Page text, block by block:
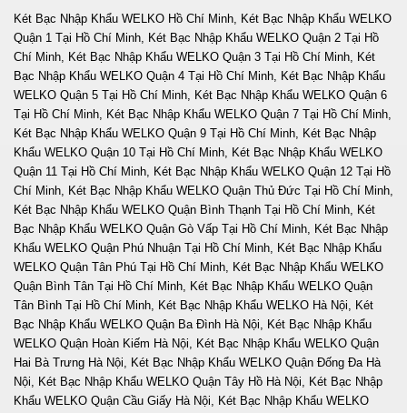
Két Bạc Nhập Khẩu WELKO Hồ Chí Minh, Két Bạc Nhập Khẩu WELKO Quận 1 Tại Hồ Chí Minh, Két Bạc Nhập Khẩu WELKO Quận 2 Tại Hồ Chí Minh, Két Bạc Nhập Khẩu WELKO Quận 3 Tại Hồ Chí Minh, Két Bạc Nhập Khẩu WELKO Quận 4 Tại Hồ Chí Minh, Két Bạc Nhập Khẩu WELKO Quận 5 Tại Hồ Chí Minh, Két Bạc Nhập Khẩu WELKO Quận 6 Tại Hồ Chí Minh, Két Bạc Nhập Khẩu WELKO Quận 7 Tại Hồ Chí Minh, Két Bạc Nhập Khẩu WELKO Quận 9 Tại Hồ Chí Minh, Két Bạc Nhập Khẩu WELKO Quận 10 Tại Hồ Chí Minh, Két Bạc Nhập Khẩu WELKO Quận 11 Tại Hồ Chí Minh, Két Bạc Nhập Khẩu WELKO Quận 12 Tại Hồ Chí Minh, Két Bạc Nhập Khẩu WELKO Quận Thủ Đức Tại Hồ Chí Minh, Két Bạc Nhập Khẩu WELKO Quận Bình Thạnh Tại Hồ Chí Minh, Két Bạc Nhập Khẩu WELKO Quận Gò Vấp Tại Hồ Chí Minh, Két Bạc Nhập Khẩu WELKO Quận Phú Nhuận Tại Hồ Chí Minh, Két Bạc Nhập Khẩu WELKO Quận Tân Phú Tại Hồ Chí Minh, Két Bạc Nhập Khẩu WELKO Quận Bình Tân Tại Hồ Chí Minh, Két Bạc Nhập Khẩu WELKO Quận Tân Bình Tại Hồ Chí Minh, Két Bạc Nhập Khẩu WELKO Hà Nội, Két Bạc Nhập Khẩu WELKO Quận Ba Đình Hà Nội, Két Bạc Nhập Khẩu WELKO Quận Hoàn Kiếm Hà Nội, Két Bạc Nhập Khẩu WELKO Quận Hai Bà Trưng Hà Nội, Két Bạc Nhập Khẩu WELKO Quận Đống Đa Hà Nội, Két Bạc Nhập Khẩu WELKO Quận Tây Hồ Hà Nội, Két Bạc Nhập Khẩu WELKO Quận Cầu Giấy Hà Nội, Két Bạc Nhập Khẩu WELKO Quận Thanh Xuân Hà Nội, Két Bạc Nhập Khẩu WELKO Quận Hoàng Mai Hà Nội, Két Bạc Nhập Khẩu WELKO Quận Long Biên Hà Nội, Két Bạc Nhập Khẩu WELKO Quận Bắc Từ Liêm Hà Nội, Két Bạc Nhập Khẩu WELKO Huyện Thanh Trì Hà Nội, Két Bạc Nhập Khẩu WELKO Huyện Gia Lâm Hà Nội, Két Bạc Nhập Khẩu WELKO Huyện Đông Anh Hà Nội, Két Bạc Nhập Khẩu WELKO Huyện Sóc Sơn Hà Nội, Két Bạc Nhập Khẩu WELKO Quận Hà Đông Hà Nội, Két Bạc Nhập Khẩu WELKO Thị xã Sơn Tây Hà Nội, Két Bạc Nhập Khẩu WELKO Huyện Ba Vì Hà Nội, Két Bạc Nhập Khẩu WELKO Huyện Phúc Thọ Hà Nội, Két Bạc Nhập Khẩu WELKO Huyện Thạch Thất Hà Nội, Két Bạc Nhập Khẩu WELKO Huyện Quốc Oai Hà Nội, Két Bạc Nhập Khẩu WELKO Huyện Chương Mỹ Hà Nội, Két Bạc Nhập Khẩu WELKO Huyện Đan Phượng Hà Nội, Két Bạc Nhập Khẩu WELKO Huyện Hoài Đức Hà Nội, Két Bạc Nhập Khẩu WELKO Huyện Thanh Oai Hà Nội, Két Bạc Nhập Khẩu WELKO Huyện Mỹ Đức Hà Nội, Két Bạc Nhập Khẩu WELKO Huyện Ứng Hoà Hà Nội, Két Bạc Nhập Khẩu WELKO Huyện Thường Tín Hà Nội, Két Bạc Nhập Khẩu WELKO Huyện Phú Xuyên Hà Nội, Két Bạc Nhập Khẩu WELKO Huyện Mê Linh Hà Nội, Két Bạc Nhập Khẩu WELKO Quận Nam Từ Liên Hà Nội, Két Bạc Nhập Khẩu WELKO An Giang, Két Bạc Nhập Khẩu WELKO Thành phố Long Xuyên Tỉnh An Giang, Két Bạc Nhập Khẩu WELKO Thành phố Châu Đốc Tỉnh An Giang, Két Bạc Nhập Khẩu WELKO Huyện An Phú Tỉnh An Giang, Két Bạc Nhập Khẩu WELKO Thị xã Tân Châu, Két Bạc Nhập Khẩu WELKO Huyện Phú Tân, Két Bạc Nhập Khẩu WELKO Huyện Châu Phú, Két Bạc Nhập Khẩu WELKO Huyện Tịnh Biên, Két Bạc Nhập Khẩu WELKO Huyện Tri Tôn, Két Bạc Nhập Khẩu WELKO Huyện Châu Thành Tỉnh An Giang, Két Bạc Nhập Khẩu WELKO Huyện Chợ Mới Tỉnh An Giang, Két Bạc Nhập Khẩu WELKO Huyện Thoại Sơn Tỉnh An Giang, Két Bạc Nhập Khẩu WELKO Vũng Tàu, Két Bạc Nhập Khẩu WELKO Thành phố Vũng Tàu Tại Bà Rịa - Vũng Tàu, Két Bạc Nhập Khẩu WELKO Thành phố Bà Rịa Tại Bà Rịa - Vũng Tàu, Két Bạc Nhập Khẩu WELKO Huyện Châu Đức Tại Bà Rịa - Vũng Tàu, Két Bạc Nhập Khẩu WELKO Huyện Xuyên Mộc Tại Bà Rịa - Vũng Tàu, Két Bạc Nhập Khẩu WELKO Huyện Long Điền Tại Bà Rịa - Vũng Tàu, Két Bạc Nhập Khẩu WELKO Huyện Đất Đỏ Tại Bà Rịa - Vũng Tàu, Két Bạc Nhập Khẩu WELKO Huyện Tân Thành Tại Bà Rịa - Vũng Tàu, Tỉnh Bà Rịa - Vũng Tàu Tại Bà Rịa - Vũng Tàu, Két Bạc Nhập Khẩu WELKO Bạc Liêu, Két Bạc Nhập Khẩu WELKO Thành phố Bạc Liêu Tại Bạc Liêu, Két Bạc Nhập Khẩu WELKO Huyện Hồng Dân Tại Bạc Liêu, Két Bạc Nhập Khẩu WELKO Huyện Phước Long Tại Bạc Liêu, Két Bạc Nhập Khẩu WELKO Huyện Vĩnh Lợi Tại Bạc Liêu, Két Bạc Nhập Khẩu WELKO Thị xã Giá Rai Tại Bạc Liêu, Két Bạc Nhập Khẩu WELKO Huyện Đông Hải Tại Bạc Liêu, Két Bạc Nhập Khẩu WELKO Huyện Hoà Bình Tại Bạc Liêu, Két Bạc Nhập Khẩu WELKO Bắc Kạn, Két Bạc Nhập Khẩu WELKO Thành Phố Bắc Kạn, Két Bạc Nhập Khẩu WELKO Huyện Pác Nặm Tại Bắc Kạn, Két Bạc Nhập Khẩu WELKO Huyện Ba Bể Tại Bắc Kạn, Két Bạc Nhập Khẩu WELKO Huyện Ngân Sơn Tại Bắc Kạn, Két Bạc Nhập Khẩu WELKO Huyện Bạch Thông Tại Bắc Kạn, Két Bạc Nhập Khẩu WELKO Huyện Chợ Đồn Tại Bắc Kạn, Két Bạc Nhập Khẩu WELKO Huyện Chợ Mới Tại Bắc Kạn, Huyện Na Rì Tại Bắc Kạn, Két Bạc Nhập Khẩu WELKO Bắc Giang, Két Bạc Nhập Khẩu WELKO Thành phố Bắc Giang, Két Bạc Nhập Khẩu WELKO Huyện Yên Thế Tại Bắc Giang, Két Bạc Nhập Khẩu WELKO Huyện Tân Yên Tại Bắc Giang, Két Bạc Nhập Khẩu WELKO Huyện Lạng Giang Tại Bắc Giang, Két Bạc Nhập Khẩu WELKO Huyện Lục Nam Tại Bắc Giang, Két Bạc Nhập Khẩu WELKO Huyện Lục Ngạn Tại Bắc Giang, Két Bạc Nhập Khẩu WELKO Huyện Sơn Động Tại Bắc Giang, Két Bạc Nhập Khẩu WELKO Huyện Yên Dũng Tại Bắc Giang, Két Bạc Nhập Khẩu WELKO Huyện Việt Yên Tại Bắc Giang, Két Bạc Nhập Khẩu WELKO Huyện Hiệp Hòa Tại Bắc Giang, Két Bạc Nhập Khẩu WELKO Bắc Ninh, Két Bạc Nhập Khẩu WELKO Thành phố Bắc Ninh, Két Bạc Nhập Khẩu WELKO Huyện Yên Phong Tại Bắc Ninh, Két Bạc Nhập Khẩu WELKO Huyện Quế Võ Tại Bắc Ninh, Két Bạc Nhập Khẩu WELKO Huyện Tiên Du Tại Bắc Ninh, Két Bạc Nhập Khẩu WELKO Thị xã Từ Sơn Tại Bắc Ninh, Huyện Thuận Thành Tại Bắc Ninh, Két Bạc Nhập Khẩu WELKO Huyện Gia Bình Tại Bắc Ninh, Két Bạc Nhập Khẩu WELKO Huyện Lương Tài Tại Bắc Ninh, Két Bạc Nhập Khẩu WELKO Bến Tre, Két Bạc Nhập Khẩu WELKO Thành phố Bến Tre, Két Bạc Nhập Khẩu WELKO Huyện Châu Thành Tỉnh Bến Tre, Huyện Chợ Lách Tỉnh Bến Tre, Két Bạc Nhập Khẩu WELKO Huyện Mỏ Cày Nam Tỉnh Bến Tre, Két Bạc Nhập Khẩu WELKO Huyện Giồng Trôm Tỉnh Bến Tre, Két Bạc Nhập Khẩu WELKO Huyện Bình Đại Tỉnh Bến Tre, Két Bạc Nhập Khẩu WELKO Huyện Ba Tri Tỉnh Bến Tre, Két Bạc Nhập Khẩu WELKO Huyện Thạnh Phú Tỉnh Bến Tre, Két Bạc Nhập Khẩu WELKO Huyện Mỏ Cày Bắc Tỉnh Bến Tre, Két Bạc Nhập Khẩu WELKO Bình Dương, Két Bạc Nhập Khẩu WELKO Tại Thành phố Thủ Dầu Một Tỉnh Bình Dương, Két Bạc Nhập Khẩu WELKO Tại Huyện Bàu Bàng Tỉnh Bình Dương, Két Bạc Nhập Khẩu WELKO Tại Huyện Dầu Tiếng Tỉnh Bình Dương, Két Bạc Nhập Khẩu WELKO Tại Thị xã Bến Cát Tỉnh Bình Dương, Két Bạc Nhập Khẩu WELKO Tại Huyện Phú Giáo Tỉnh Bình Dương, Két Bạc Nhập Khẩu WELKO Tại Thị xã Tân Uyên Tỉnh Bình Dương, Két Bạc Nhập Khẩu WELKO Tại Thị xã Dĩ An Tỉnh Bình Dương, Két Bạc Nhập Khẩu WELKO Tại Thị xã Thuận An Tỉnh Bình Dương, Két Bạc Nhập Khẩu WELKO Tại Huyện Bắc Tân Uyên Tỉnh Bình Dương, Két Bạc Nhập Khẩu WELKO Bình Định, Két Bạc Nhập Khẩu WELKO Tại Thành phố Qui Nhơn Tỉnh Bình Định, Két Bạc Nhập Khẩu WELKO Tại Huyện An Lão Tỉnh Bình Định, Két Bạc Nhập Khẩu WELKO Tại Huyện Hoài Nhơn Tỉnh Bình Định, Két Bạc Nhập Khẩu WELKO Tại Huyện Hoài Ân Tỉnh Bình Định, Két Bạc Nhập Khẩu WELKO Tại Huyện Phù Mỹ Tỉnh Bình Định, Két Bạc Nhập Khẩu WELKO Tại Huyện Vĩnh Thạnh Tỉnh Bình Định, Két Bạc Nhập Khẩu WELKO Tại Huyện Tây Sơn Tỉnh Bình Định, Két Bạc Nhập Khẩu WELKO Tại Huyện Phù Cát Tỉnh Bình Định, Két Bạc Nhập Khẩu WELKO Tại Thị xã An Nhơn Tỉnh Bình Định, Két Bạc Nhập Khẩu WELKO Tại Huyện Tuy Phước Tỉnh Bình Định, Két Bạc Nhập Khẩu WELKO Tại Huyện Vân Canh Tỉnh Bình Định, Két Bạc Nhập Khẩu WELKO Bình Phước, Két Bạc Nhập Khẩu WELKO Tại Thị xã Phước Long Tỉnh Bình Phước, Két Bạc Nhập Khẩu WELKO Tại Thị xã Đồng Xoài Tỉnh Bình Phước, Két Bạc Nhập Khẩu WELKO Tại Thị xã Bình Long Tỉnh Bình Phước, Két Bạc Nhập Khẩu WELKO Tại Huyện Bù Gia Mập Tỉnh Bình Phước, Két Bạc Nhập Khẩu WELKO Tại Huyện Lộc Ninh Tỉnh Bình Phước, Két Bạc Nhập Khẩu WELKO Tại Huyện Bù Đốp Tỉnh Bình Phước, Két Bạc Nhập Khẩu WELKO Tại Huyện Hớn Quản Tỉnh Bình Phước , Két Bạc Nhập Khẩu WELKO Tại Huyện Đồng Phú Tỉnh Bình Phước, Két Bạc Nhập Khẩu WELKO Tại Huyện Bù Đăng Tỉnh Bình Phước, Két Bạc Nhập Khẩu WELKO Tại Huyện Chơn Thành Tỉnh Bình Phước, ủ Hồ Sơ Chống Cháy Tại Huyện Phú Riềng Tỉnh Bình Phước, Két Bạc Nhập Khẩu WELKO Bình Thuận, Két Bạc Nhập Khẩu WELKO Tại Thành phố Phan Thiết Tỉnh Bình Thuận, Két Bạc Nhập Khẩu WELKO Tại Thị xã La Gi Tỉnh Bình Thuận, Két Bạc Nhập Khẩu WELKO Tại Huyện Tuy Phong Tỉnh Bình Thuận, Két Bạc Nhập Khẩu WELKO Tại Huyện Bắc Bình Tỉnh Bình Thuận, Két Bạc Nhập Khẩu WELKO Tại Huyện Hàm Thuận Bắc Tỉnh Bình Thuận, Két Bạc Nhập Khẩu WELKO Tại Huyện Hàm Thuận Nam Tỉnh Bình Thuận, Két Bạc Nhập Khẩu WELKO Tại Huyện Tánh Linh Tỉnh Bình Thuận, Két Bạc Nhập Khẩu WELKO Tại Huyện Đức Linh Tỉnh Bình Thuận, Két Bạc Nhập Khẩu WELKO Tại Huyện Hàm TânTỉnh Bình Thuận , Két Bạc Nhập Khẩu WELKO Tại Huyện Phú Quí Tỉnh Bình Thuận, Két Bạc Nhập Khẩu WELKO Cà Mau, Két Bạc Nhập Khẩu WELKO Tại Thành phố Cà Mau Tỉnh Càu Mau, Két Bạc Nhập Khẩu WELKO Tại Huyện U Minh Tỉnh Càu Mau, Két Bạc Nhập Khẩu WELKO Tại Huyện Thới Bình Tỉnh Càu Mau, Két Bạc Nhập Khẩu WELKO Tại Huyện Trần Văn Thời Tỉnh Càu Mau, Két Bạc Nhập Khẩu WELKO Tại Huyện Cái Nước Tỉnh Càu Mau, Két Bạc Nhập Khẩu WELKO Tại Huyện Đầm Dơi Tỉnh Càu Mau, Két Bạc Nhập Khẩu WELKO Tại Huyện Năm Căn Tỉnh Càu Mau, Két Bạc Nhập Khẩu WELKO Tại Huyện Phú Tân Tỉnh Càu Mau, Két Bạc Nhập Khẩu WELKO Tại Huyện Ngọc Hiển Tỉnh Càu Mau, Két Bạc Nhập Khẩu WELKO Cao Bằng, Két Bạc Nhập Khẩu WELKO Tại Thành phố Cao Bằng Tỉnh Cao Bằng, Két Bạc Nhập Khẩu WELKO Tại Huyện Bảo Lâm Tỉnh Cao Bằng, Két Bạc Nhập Khẩu WELKO Tại Huyện Bảo Lạc Tỉnh Cao Bằng, Két Bạc Nhập Khẩu WELKO Tại Huyện Thông Nông Tỉnh Cao Bằng, Két Bạc Nhập Khẩu WELKO Tại Huyện Hà Quảng Tỉnh Cao Bằng, Két Bạc Nhập Khẩu WELKO Tại Huyện Trà Lĩnh Tỉnh Cao Bằng, Két Bạc Nhập Khẩu WELKO Tại Huyện Trùng Khánh Tỉnh Cao Bằng, Két Bạc Nhập Khẩu WELKO Tại Huyện Hạ Lang Tỉnh Cao Bằng, Két Bạc Nhập Khẩu WELKO Tại Huyện Quảng Uyên Tỉnh Cao Bằng, Két Bạc Nhập Khẩu WELKO Tại Huyện Phục Hoà Tỉnh Cao Bằng, Két Bạc Nhập Khẩu WELKO Tại Huyện Hoà An Tỉnh Cao Bằng, Két Bạc Nhập Khẩu WELKO Tại Huyện Nguyên Bình Tỉnh Cao Bằng, Két Bạc Nhập Khẩu WELKO Tại Huyện Thạch An Tỉnh Cao Bằng, Két Bạc Nhập Khẩu WELKO Cần Thơ, Két Bạc Nhập Khẩu WELKO Tại Thành phố Cần Thơ Tỉnh Cần Thơ, Két Bạc Nhập Khẩu WELKO Tại Quận Ninh Kiều Tỉnh Cần Thơ, Két Bạc Nhập Khẩu WELKO Tại Quận Ô Môn Tỉnh Cần Thơ, Két Bạc Nhập Khẩu WELKO Tại Quận Bình Thuỷ Tỉnh Cần